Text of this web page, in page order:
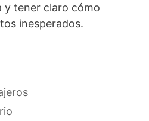
y tener claro cómo
inesperados.